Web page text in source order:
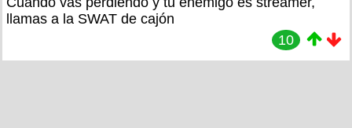
llamas a la SWAT de cajón
10